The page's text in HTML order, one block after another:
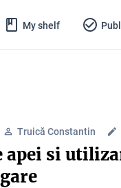
My shelf
Truică Constantin
si